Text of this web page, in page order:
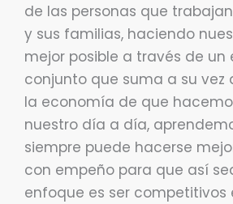
de las personas que
y sus familias, haciendo
mejor posible a través de un
conjunto que suma a su vez
la economía de que
nuestro día a día,
siempre puede hacerse
con empeño para que así
enfoque es ser competitivos